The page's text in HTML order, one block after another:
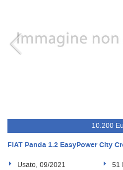
10.200
FIAT Panda 1.2 EasyPower City
Usato, 09/2021
51